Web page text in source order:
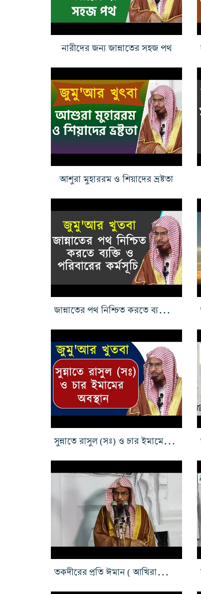
নারীদের জন্য জান্নাতের সহজ পথ
আশুরা মুহাররম ও শিয়াদের ভ্রষ্টতা
জান্নাতের পথ নিশ্চিত করতে ব্যক্তি ও পরিবারের কর্মসূচি
সুন্নাতে রাসুল (সঃ) ও চার ইমামের অবস্থান
তকদীরের প্রতি ঈমান ( আখিরাতের শান্তির জন্য দুনিয়াতে ত্যাগ )